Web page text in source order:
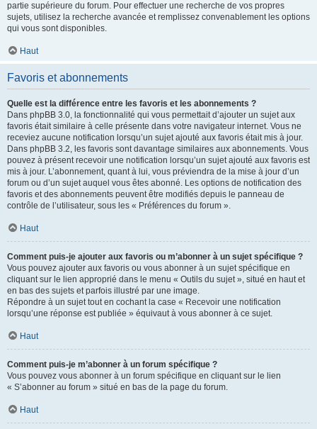
partie supérieure du forum. Pour effectuer une recherche de vos propres
sujets, utilisez la recherche avancée et remplissez convenablement les options
qui vous sont disponibles.
Haut
Favoris et abonnements
Quelle est la différence entre les favoris et les abonnements ?
Dans phpBB 3.0, la fonctionnalité qui vous permettait d’ajouter un sujet aux
favoris était similaire à celle présente dans votre navigateur internet. Vous ne
receviez aucune notification lorsqu’un sujet ajouté aux favoris était mis à jour.
Dans phpBB 3.2, les favoris sont davantage similaires aux abonnements. Vous
pouvez à présent recevoir une notification lorsqu’un sujet ajouté aux favoris est
mis à jour. L’abonnement, quant à lui, vous préviendra de la mise à jour d’un
forum ou d’un sujet auquel vous êtes abonné. Les options de notification des
favoris et des abonnements peuvent être modifiés depuis le panneau de
contrôle de l’utilisateur, sous les « Préférences du forum ».
Haut
Comment puis-je ajouter aux favoris ou m’abonner à un sujet spécifique ?
Vous pouvez ajouter aux favoris ou vous abonner à un sujet spécifique en
cliquant sur le lien approprié dans le menu « Outils du sujet », situé en haut et
en bas des sujets et parfois illustré par une image.
Répondre à un sujet tout en cochant la case « Recevoir une notification
lorsqu’une réponse est publiée » équivaut à vous abonner à ce sujet.
Haut
Comment puis-je m’abonner à un forum spécifique ?
Vous pouvez vous abonner à un forum spécifique en cliquant sur le lien
« S’abonner au forum » situé en bas de la page du forum.
Haut